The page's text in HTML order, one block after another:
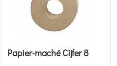
Papier-maché Cijfer 8